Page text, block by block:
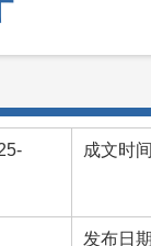
成文时
发布日